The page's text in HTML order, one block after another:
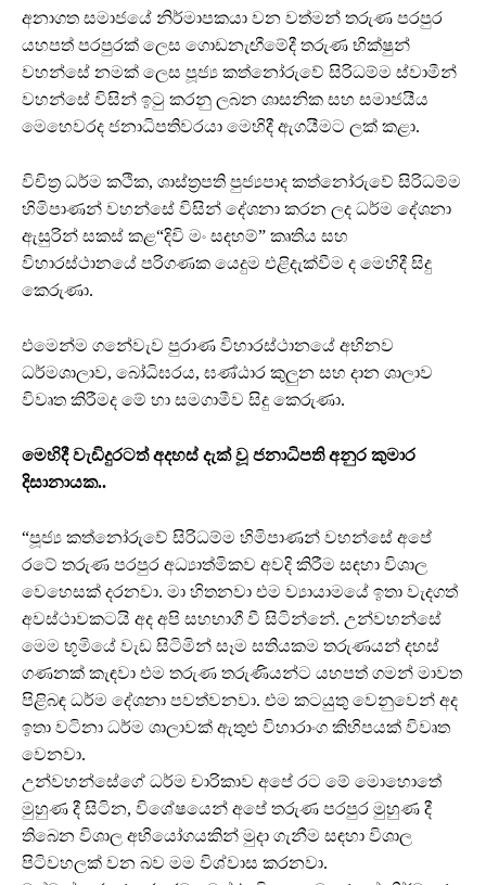
අනාගත සමාජයේ නිර්මාපකයා වන වත්මන් තරුණ පරපුර
යහපත් පරපුරක් ලෙස ගොඩනැඟීමේදී තරුණ භික්ෂුන්
වහන්සේ නමක් ලෙස පූජ්‍ය කත්නෝරුවේ සිරිධම්ම ස්වාමීන්
වහන්සේ විසින් ඉටු කරනු ලබන ශාසනික සහ සමාජයීය
මෙහෙවරද ජනාධිපතිවරයා මෙහිදී ඇගයීමට ලක් කළා.
විචිත්‍ර ධර්ම කථික, ශාස්ත්‍රපති පුජ්‍යපාද කත්නෝරුවේ සිරිධම්ම
හිමිපාණන් වහන්සේ විසින් දේශනා කරන ලද ධර්ම දේශනා
ඇසුරින් සකස් කළ“දිවි මං සදහම්” කෘතිය සහ
විහාරස්ථානයේ පරිගණක යෙදුම එළිදැක්වීම ද මෙහිදී සිදු
කෙරුණා.
එමෙන්ම ගනේවැව පුරාණ විහාරස්ථානයේ අභිනව
ධර්මශාලාව, බෝධිඝරය, ඝණ්ඨාර කුලුන සහ දාන ශාලාව
විවෘත කිරීමද මේ හා සමගාමීව සිදු කෙරුණා.
මෙහිදී වැඩිදුරටත් අදහස් දැක් වූ ජනාධිපති අනුර කුමාර
දිසානායක..
“පූජ්‍ය කත්නෝරුවේ සිරිධම්ම හිමිපාණන් වහන්සේ අපේ
රටේ තරුණ පරපුර අධ්‍යාත්මිකව අවදි කිරීම සඳහා විශාල
වෙහෙසක් දරනවා. මා හිතනවා එම ව්‍යායාමයේ ඉතා වැදගත්
අවස්ථාවකටයි අද අපි සහභාගී වී සිටින්නේ. උන්වහන්සේ
මෙම භූමියේ වැඩ සිටිමින් සෑම සතියකම තරුණයන් දහස්
ගණනක් කැඳවා එම තරුණ තරුණියන්ට යහපත් ගමන් මාවත
පිළිබඳ ධර්ම දේශනා පවත්වනවා. එම කටයුතු වෙනුවෙන් අද
ඉතා වටිනා ධර්ම ශාලාවක් ඇතුළු විහාරාංග කිහිපයක් විවෘත
වෙනවා.
උන්වහන්සේගේ ධර්ම චාරිකාව අපේ රට මේ මොහොතේ
මුහුණ දී සිටින, විශේෂයෙන් අපේ තරුණ පරපුර මුහුණ දී
තිබෙන විශාල අභියෝගයකින් මුදා ගැනීම සඳහා විශාල
පිටිවහලක් වන බව මම විශ්වාස කරනවා.